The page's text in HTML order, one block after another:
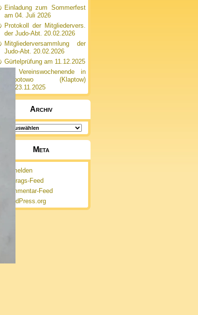
Einladung zum Sommerfest
am 04. Juli 2026
Protokoll der Mitgliedervers.
der Judo-Abt. 20.02.2026
Mitgliederversammlung der
Judo-Abt. 20.02.2026
Gürtelprüfung am 11.12.2025
15. Vereinswochenende in
Kłopotowo (Klaptow)
21.-23.11.2025
Archiv
Meta
Anmelden
Eintrags-Feed
Kommentar-Feed
WordPress.org